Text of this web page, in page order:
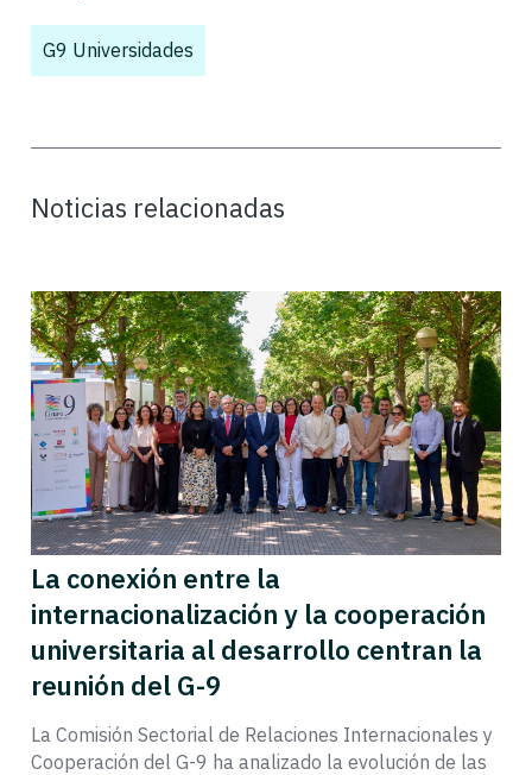
G9 Universidades
Noticias relacionadas
La conexión entre la
internacionalización y la cooperación
universitaria al desarrollo centran la
reunión del G-9
La Comisión Sectorial de Relaciones Internacionales y
Cooperación del G-9 ha analizado la evolución de las